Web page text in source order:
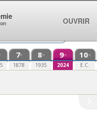
7e
1878
8e
1935
9e
2024
10e
E.C.
OUVRIR